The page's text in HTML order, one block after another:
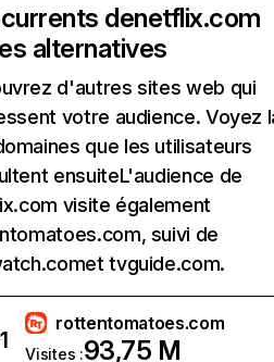
denetflix.com
alternatives
d'autres sites web qui
votre audience. Voyez
que les utilisateurs
ensuiteL'audience de
visite également
suivi de
tvguide.com.
1
rottentomatoes.com
Visites :93,75 M